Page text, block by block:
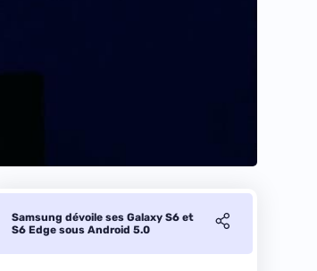
Samsung dévoile ses Galaxy S6 et
S6 Edge sous Android 5.0